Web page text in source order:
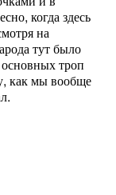
когда здесь
на
тут было
троп
как мы вообще